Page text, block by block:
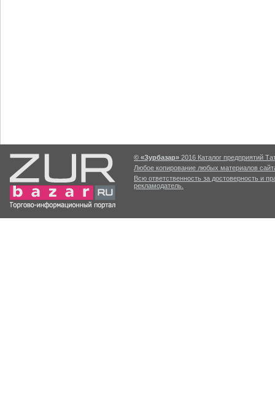
© «Зурбазар» 2016 Каталог предприятий
Любое копирование любых материалов
Всю ответственность за достоверность и
рекламодатель.